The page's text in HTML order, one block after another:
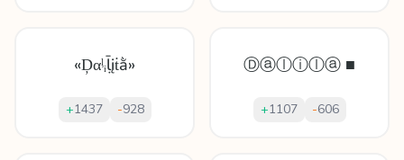
«Ḑαᶪᵢḹįṫằ»
+1437 -928
Ⓓⓐⓛⓘⓛⓐ ■
+1107 -606